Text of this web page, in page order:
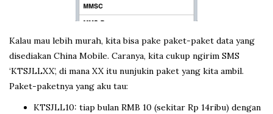
Kalau mau lebih murah, kita bisa pake paket-paket data yang
disediakan China Mobile. Caranya, kita cukup ngirim SMS
‘KTSJLLXX’, di mana XX itu nunjukin paket yang kita ambil.
Paket-paketnya yang aku tau:
KTSJLL10: tiap bulan RMB 10 (sekitar Rp 14ribu) dengan